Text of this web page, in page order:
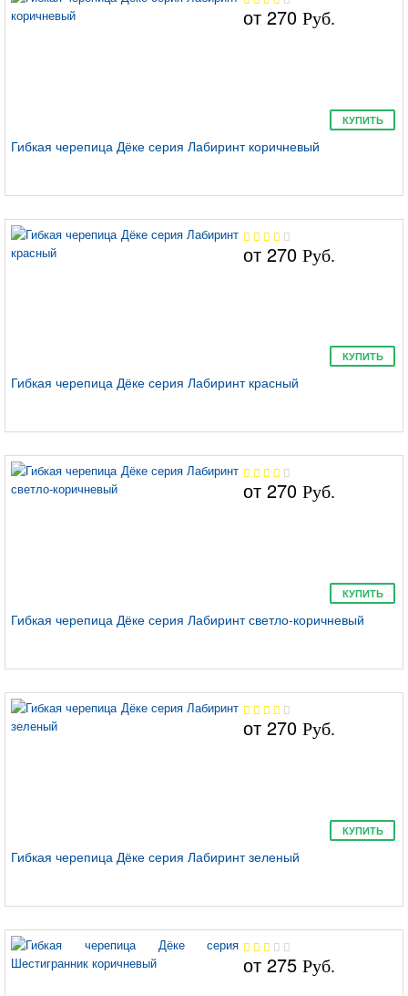
Саппоро
от270 Руб.
КУПИТЬ
Гибкая черепица Дёке серия Лабиринт коричневый
от270 Руб.
КУПИТЬ
Гибкая черепица Дёке серия Лабиринт красный
от270 Руб.
КУПИТЬ
Гибкая черепица Дёке серия Лабиринт светло-коричневый
от270 Руб.
КУПИТЬ
Гибкая черепица Дёке серия Лабиринт зеленый
от275 Руб.